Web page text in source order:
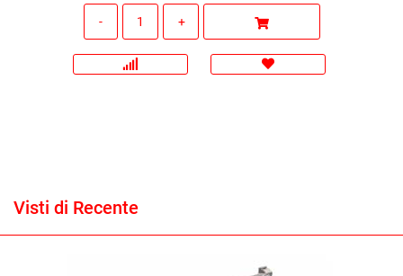
Visti di Recente